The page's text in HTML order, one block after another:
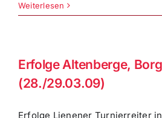
Weiterlesen
Erfolge Altenberge,
(28./29.03.09)
Erfolge Lienener Turnierreiter